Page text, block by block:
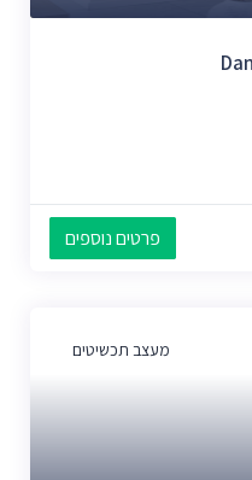
פרטים נוספים
מעצב תכשיטים